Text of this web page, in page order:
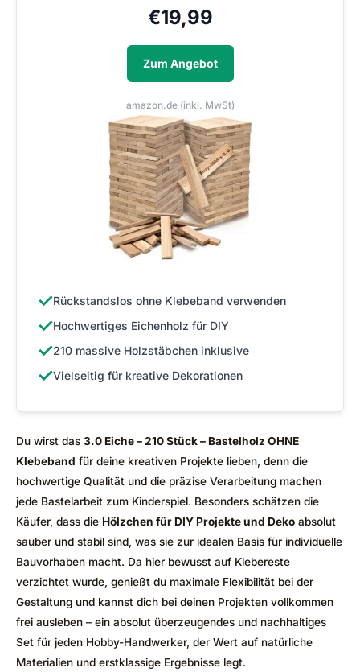
€19,99
Zum Angebot
amazon.de (inkl. MwSt)
✓Rückstandslos ohne Klebeband verwenden
✓Hochwertiges Eichenholz für DIY
✓210 massive Holzstäbchen inklusive
✓Vielseitig für kreative Dekorationen
Du wirst das 3.0 Eiche – 210 Stück – Bastelholz OHNE
Klebeband für deine kreativen Projekte lieben, denn die
hochwertige Qualität und die präzise Verarbeitung machen
jede Bastelarbeit zum Kinderspiel. Besonders schätzen die
Käufer, dass die Hölzchen für DIY Projekte und Deko absolut
sauber und stabil sind, was sie zur idealen Basis für individuelle
Bauvorhaben macht. Da hier bewusst auf Klebereste
verzichtet wurde, genießt du maximale Flexibilität bei der
Gestaltung und kannst dich bei deinen Projekten vollkommen
frei ausleben – ein absolut überzeugendes und nachhaltiges
Set für jeden Hobby-Handwerker, der Wert auf natürliche
Materialien und erstklassige Ergebnisse legt.